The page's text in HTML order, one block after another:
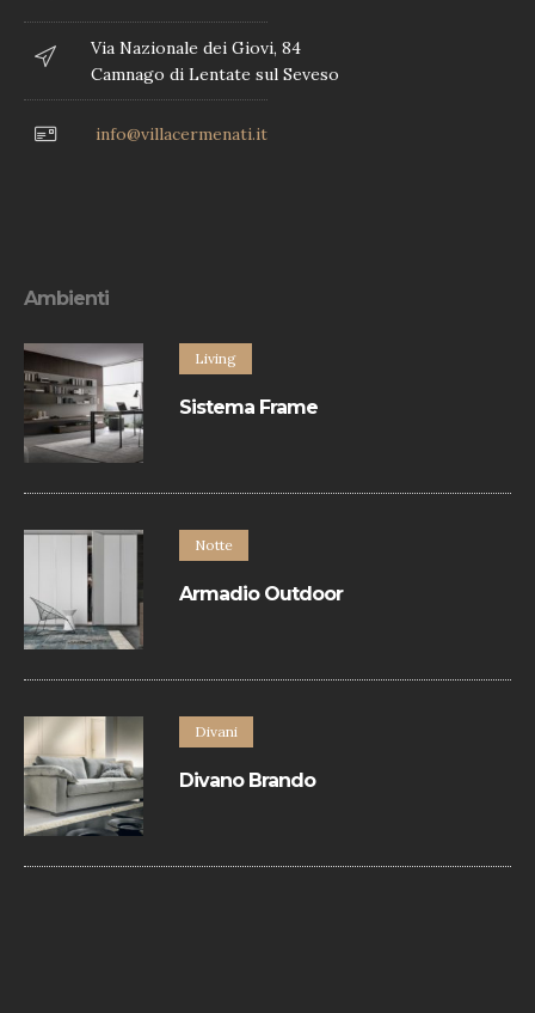
Via Nazionale dei Giovi, 84
Camnago di Lentate sul Seveso
info@villacermenati.it
Ambienti
Living
Sistema Frame
accostamento di un’ampia varietà di
Notte
Armadio Outdoor
Divani
Divano Brando